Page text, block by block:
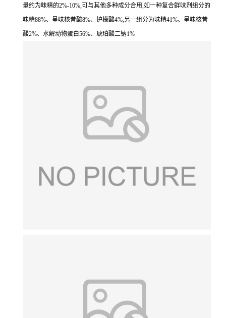
量约为味精的2%-10%,可与其他多种成分合用,如一种复合鲜味剂组分的
味精88%、呈味核昔酸8%、护檬酸4%;另一组分为味精41%、呈味核昔
酸2%、水解动物蛋白56%、琥珀酸二钠1%